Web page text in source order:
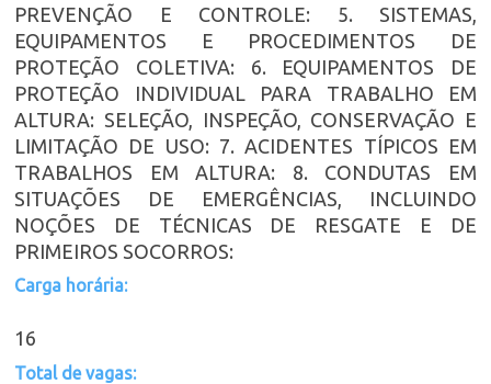
PREVENÇÃO E CONTROLE: 5. SISTEMAS,
EQUIPAMENTOS E PROCEDIMENTOS DE
PROTEÇÃO COLETIVA: 6. EQUIPAMENTOS DE
PROTEÇÃO INDIVIDUAL PARA TRABALHO EM
ALTURA: SELEÇÃO, INSPEÇÃO, CONSERVAÇÃO E
LIMITAÇÃO DE USO: 7. ACIDENTES TÍPICOS EM
TRABALHOS EM ALTURA: 8. CONDUTAS EM
SITUAÇÕES DE EMERGÊNCIAS, INCLUINDO
NOÇÕES DE TÉCNICAS DE RESGATE E DE
PRIMEIROS SOCORROS:
Carga horária:
16
Total de vagas: